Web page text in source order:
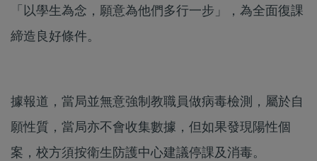
「以學生為念，願意為他們多行一步」，為全面復課
締造良好條件。
據報道，當局並無意強制教職員做病毒檢測，屬於自
願性質，當局亦不會收集數據，但如果發現陽性個
案，校方須按衛生防護中心建議停課及消毒。